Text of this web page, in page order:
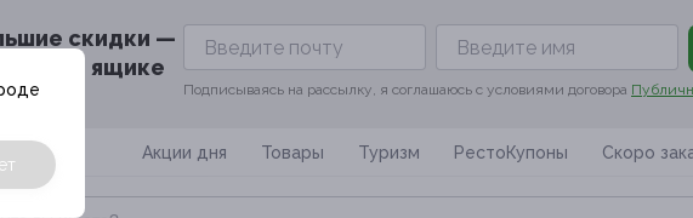
скидки —
ящике
Подписываясь на рассылку, я соглашаюсь с условиями договора
Акции дня Товары Туризм РестоКупоны Скоро